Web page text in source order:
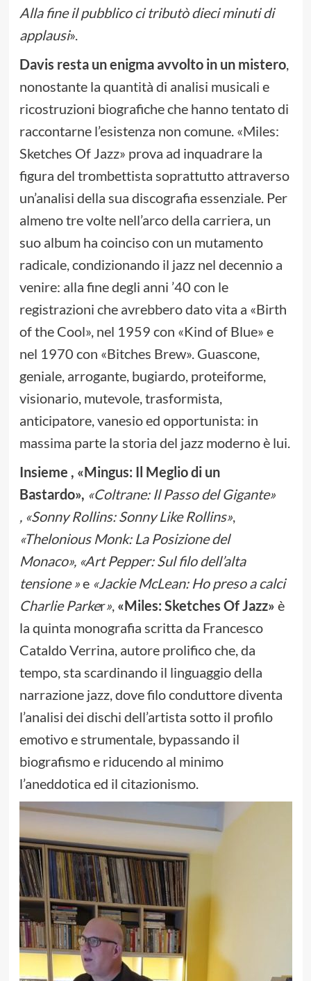
Alla fine il pubblico ci tributò dieci minuti di
applausi».
Davis resta un enigma avvolto in un mistero,
nonostante la quantità di analisi musicali e
ricostruzioni biografiche che hanno tentato di
raccontarne l’esistenza non comune. «Miles:
Sketches Of Jazz» prova ad inquadrare la
figura del trombettista soprattutto attraverso
un’analisi della sua discografia essenziale. Per
almeno tre volte nell’arco della carriera, un
suo album ha coinciso con un mutamento
radicale, condizionando il jazz nel decennio a
venire: alla fine degli anni ’40 con le
registrazioni che avrebbero dato vita a «Birth
of the Cool», nel 1959 con «Kind of Blue» e
nel 1970 con «Bitches Brew». Guascone,
geniale, arrogante, bugiardo, proteiforme,
visionario, mutevole, trasformista,
anticipatore, vanesio ed opportunista: in
massima parte la storia del jazz moderno è lui.
Insieme , «Mingus: Il Meglio di un
Bastardo», «Coltrane: Il Passo del Gigante»
, «Sonny Rollins: Sonny Like Rollins»,
«Thelonious Monk: La Posizione del
Monaco», «Art Pepper: Sul filo dell’alta
tensione»e «Jackie McLean: Ho preso a calci
Charlie Parker», «Miles: Sketches Of Jazz» è
la quinta monografia scritta da Francesco
Cataldo Verrina, autore prolifico che, da
tempo, sta scardinando il linguaggio della
narrazione jazz, dove filo conduttore diventa
l’analisi dei dischi dell’artista sotto il profilo
emotivo e strumentale, bypassando il
biografismo e riducendo al minimo
l’aneddotica ed il citazionismo.